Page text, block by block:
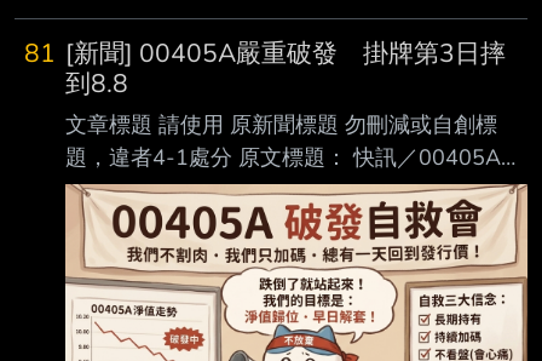
15日，除息日
https://udn.com/news/story/123006/9587673
發布時間： 2026-06-25 12:53 記者署名： 聯
合新聞網／ 綜合報導 原文內容： 貝萊德投信今
日宣布，首檔ETF傘型基金「貝萊德iShares安碩
世界股債配置ETF傘型證券 投資信託基金」日前
已獲得主管機關核准募集，該傘型基金包含
81 [新聞] 00405A嚴重破發 掛牌第3日摔
到8.8
文章標題 請使用 原新聞標題 勿刪減或自創標
題，違者4-1處分 原文標題： 快訊／00405A嚴
重破發 掛牌第3日摔到8.89元 原文連結：
https://finance.ettoday.net/news/3181425 發布
時間： 2026-06-11 10:13 記者署名： 記者巫
彩蓮／台北報導 原文內容： 台股主動式ETF罕
見出師不利，主動富邦台灣龍耀（00405A）今
（11）日掛牌第3個交易日 持續破發，隨台股震